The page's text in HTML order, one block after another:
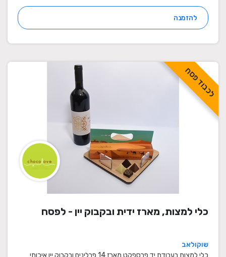
להזמנה
לכבוד פסח
כלי למצות, מארז ידית ובקבוק יין - לפסח
שוקולאב
כלי למצות בעבודת יד פרספקט מארז 14 פרלינים ובקבוק יין איכותי